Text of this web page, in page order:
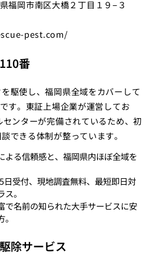
福岡市南区大橋２丁目１９−３
pest.com/
番
駆使し、福岡県全域をカバーして
す。東証上場企業が運営してお
ンターが完備されているため、初
できる体制が整っています。
よる信頼感と、福岡県内ほぼ全域を
日受付、現地調査無料、最短即日対
。
で名前の知られた大手サービスに安
除サービス